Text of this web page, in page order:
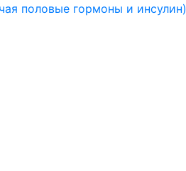
половые гормоны и инсулин)